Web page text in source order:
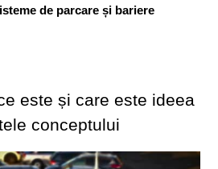
de parcare și bariere
este și care este ideea
conceptului